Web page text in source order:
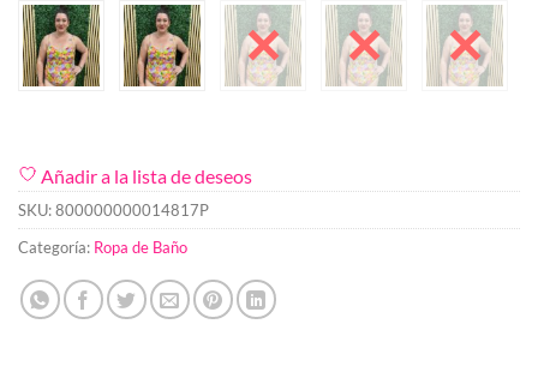
Añadir a la lista de deseos
SKU:800000000014817P
Categoría: Ropa de Baño